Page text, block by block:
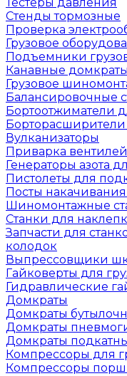
Стенды тормозные
Проверка
Грузовое
Подъемники
Канавные домкраты
Грузовое
Балансировочные
Бортоотжиматели
Борторасширители
Вулканизаторы
Приварка вентилей
Генераторы азота
Пистолеты для
Посты
Шиномонтажные
Станки для
Запчасти для
колодок
Выпрессовщики
Гайковерты для
Гидравлические
Домкраты
Домкраты
Домкраты
Домкраты
Компрессоры для
Компрессоры